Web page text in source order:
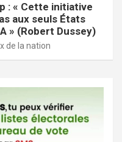
: « Cette initiative
aux seuls États
» (Robert Dussey)
de la nation